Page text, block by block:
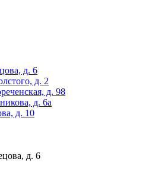
д. 6
д. 2
д. 98
д. 6а
д. 10
д. 6